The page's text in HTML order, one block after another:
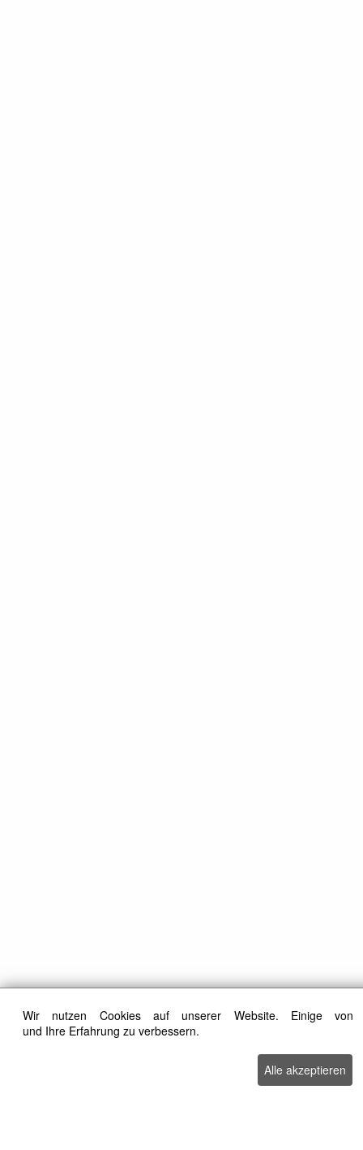
Wir nutzen Cookies auf unserer Website. Einige
und Ihre Erfahrung zu verbessern.
Alle akzeptieren